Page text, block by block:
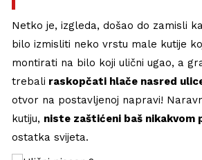
Netko je, izgleda, došao do zamisli
bilo izmisliti neko vrstu male kutije
montirati na bilo koji ulični ugao, a
trebali raskopčati hlače nasred
otvor na postavljenoj napravi!
kutiju, niste zaštićeni baš nikakvom
ostatka svijeta.